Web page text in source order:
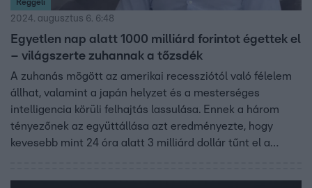
Reggeli
2024. augusztus 6. 6:48
Egyetlen nap alatt 1000 milliárd forintot égettek el
– világszerte zuhannak a tőzsdék
A zuhanás mögött az amerikai recessziótól való félelem
állhat, valamint a japán helyzet és a mesterséges
intelligencia körüli felhajtás lassulása. Ennek a három
tényezőnek az együttállása azt eredményezte, hogy
kevesebb mint 24 óra alatt 3 milliárd dollár tűnt el a